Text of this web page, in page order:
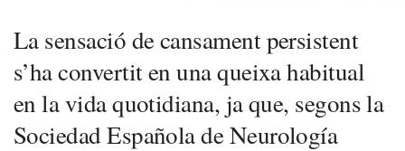
La sensació de cansament persistent
s’ha convertit en una queixa habitual
en la vida quotidiana, ja que, segons la
Sociedad Española de Neurología